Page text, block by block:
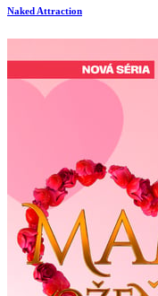
Naked Attraction